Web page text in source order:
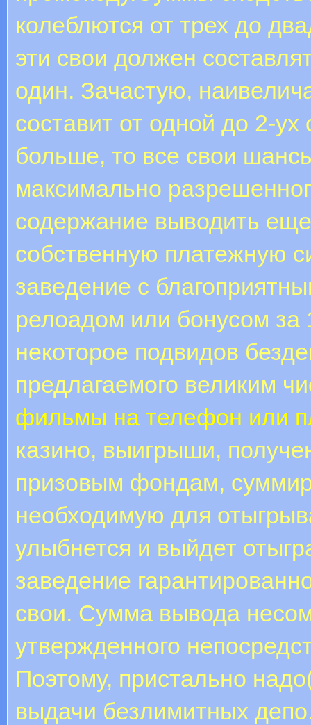
колеблются от трех до
эти свои должен
один. Зачастую,
составит от одной до 2-
больше, то все свои
максимально
содержание выводить
собственную платежную
заведение с
релоадом или бонусом за
некоторое подвидов
предлагаемого великим
фильмы на телефон или
казино, выигрыши,
призовым фондам,
необходимую для
улыбнется и выйдет
заведение
свои. Сумма вывода
утвержденного
Поэтому, пристально
выдачи безлимитных